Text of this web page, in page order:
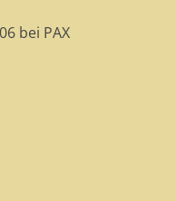
bei PAX